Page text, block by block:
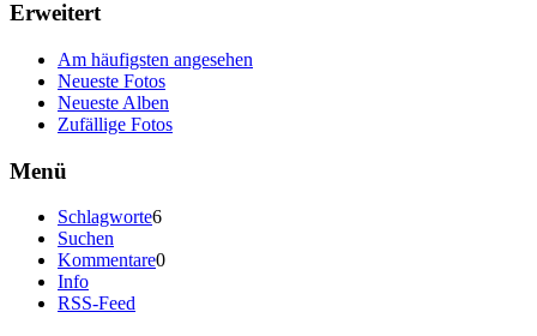
Erweitert
Am häufigsten angesehen
Neueste Fotos
Neueste Alben
Zufällige Fotos
Menü
Schlagworte6
Suchen
Kommentare0
Info
RSS-Feed